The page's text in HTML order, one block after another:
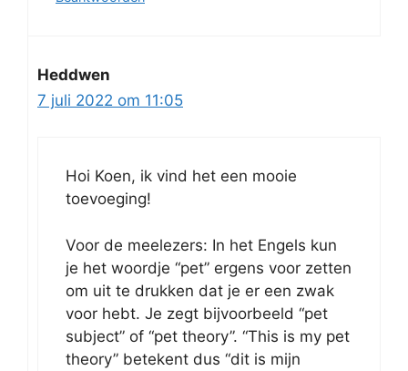
Heddwen
7 juli 2022 om 11:05
Hoi Koen, ik vind het een mooie
toevoeging!
Voor de meelezers: In het Engels kun
je het woordje “pet” ergens voor zetten
om uit te drukken dat je er een zwak
voor hebt. Je zegt bijvoorbeeld “pet
subject” of “pet theory”. “This is my pet
theory” betekent dus “dit is mijn